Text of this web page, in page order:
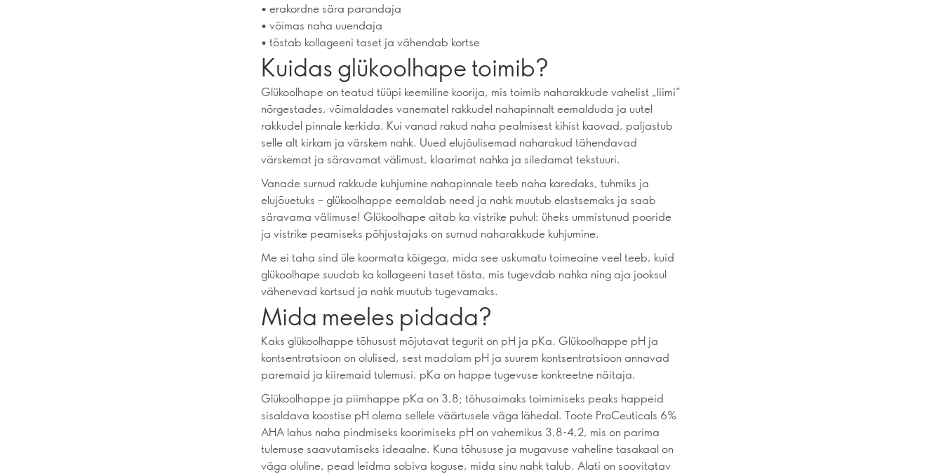
• erakordne sära parandaja
• võimas naha uuendaja
• tõstab kollageeni taset ja vähendab kortse
Kuidas glükoolhape toimib?
Glükoolhape on teatud tüüpi keemiline koorija, mis toimib naharakkude vahelist „liimi“
nõrgestades, võimaldades vanematel rakkudel nahapinnalt eemalduda ja uutel
rakkudel pinnale kerkida. Kui vanad rakud naha pealmisest kihist kaovad, paljastub
selle alt kirkam ja värskem nahk. Uued elujõulisemad naharakud tähendavad
värskemat ja säravamat välimust, klaarimat nahka ja siledamat tekstuuri.
Vanade surnud rakkude kuhjumine nahapinnale teeb naha karedaks, tuhmiks ja
elujõuetuks – glükoolhappe eemaldab need ja nahk muutub elastsemaks ja saab
säravama välimuse! Glükoolhape aitab ka vistrike puhul: üheks ummistunud pooride
ja vistrike peamiseks põhjustajaks on surnud naharakkude kuhjumine.
Me ei taha sind üle koormata kõigega, mida see uskumatu toimeaine veel teeb, kuid
glükoolhape suudab ka kollageeni taset tõsta, mis tugevdab nahka ning aja jooksul
vähenevad kortsud ja nahk muutub tugevamaks.
Mida meeles pidada?
Kaks glükoolhappe tõhusust mõjutavat tegurit on pH ja pKa. Glükoolhappe pH ja
kontsentratsioon on olulised, sest madalam pH ja suurem kontsentratsioon annavad
paremaid ja kiiremaid tulemusi. pKa on happe tugevuse konkreetne näitaja.
Glükoolhappe ja piimhappe pKa on 3,8; tõhusaimaks toimimiseks peaks happeid
sisaldava koostise pH olema sellele väärtusele väga lähedal. Toote ProCeuticals 6%
AHA lahus naha pindmiseks koorimiseks pH on vahemikus 3,8-4,2, mis on parima
tulemuse saavutamiseks ideaalne. Kuna tõhususe ja mugavuse vaheline tasakaal on
väga oluline, pead leidma sobiva koguse, mida sinu nahk talub. Alati on soovitatav